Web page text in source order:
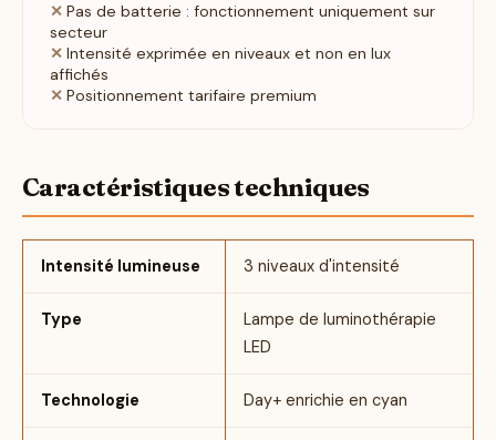
Pas de batterie : fonctionnement uniquement sur
secteur
Intensité exprimée en niveaux et non en lux
affichés
Positionnement tarifaire premium
Caractéristiques techniques
Intensité lumineuse 3 niveaux d'intensité
Type
Lampe de luminothérapie
LED
Technologie Day+ enrichie en cyan